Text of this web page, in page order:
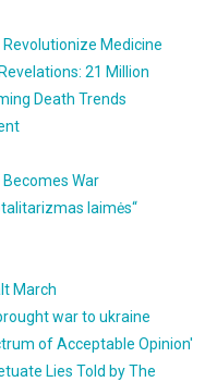
Medicine
21 Million
Death Trends
War
laimės“
March
war to ukraine
of Acceptable Opinion'
Lies Told by The